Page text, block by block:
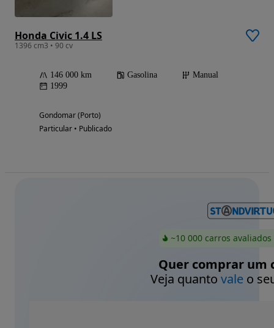
Honda Civic 1.4 LS
1396 cm3 • 90 cv
146 000 km Gasolina
Manual
1999
Gondomar (Porto)
Particular • Publicado
~10 000 carros
Quer comprar um
Veja quanto valeo